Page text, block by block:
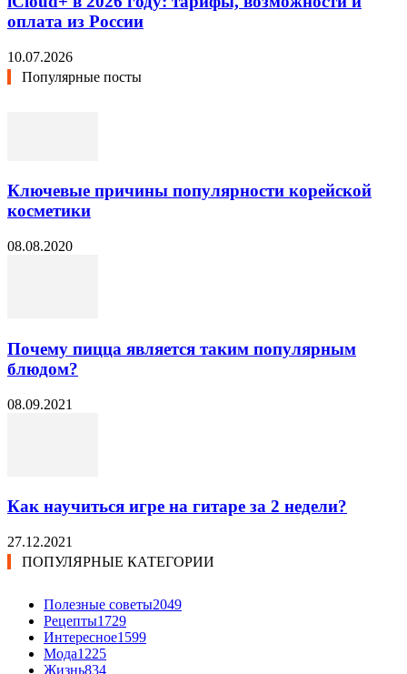
оплата из России
10.07.2026
Популярные посты
Ключевые причины популярности корейской
косметики
08.08.2020
Почему пицца является таким популярным
блюдом?
08.09.2021
Как научиться игре на гитаре за 2 недели?
27.12.2021
ПОПУЛЯРНЫЕ КАТЕГОРИИ
Полезные советы2049
Рецепты1729
Интересное1599
Мода1225
Жизнь834